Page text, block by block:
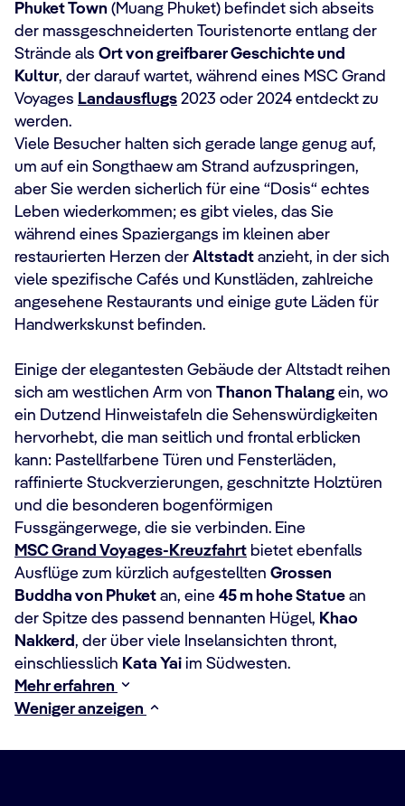
Phuket Town (Muang Phuket) befindet sich abseits
der massgeschneiderten Touristenorte entlang der
Strände als Ort von greifbarer Geschichte und
Kultur, der darauf wartet, während eines MSC Grand
Voyages Landausflugs 2023 oder 2024 entdeckt zu
werden.
Viele Besucher halten sich gerade lange genug auf,
um auf ein Songthaew am Strand aufzuspringen,
aber Sie werden sicherlich für eine “Dosis“ echtes
Leben wiederkommen; es gibt vieles, das Sie
während eines Spaziergangs im kleinen aber
restaurierten Herzen der Altstadt anzieht, in der sich
viele spezifische Cafés und Kunstläden, zahlreiche
angesehene Restaurants und einige gute Läden für
Handwerkskunst befinden.
Einige der elegantesten Gebäude der Altstadt reihen
sich am westlichen Arm von Thanon Thalang ein, wo
ein Dutzend Hinweistafeln die Sehenswürdigkeiten
hervorhebt, die man seitlich und frontal erblicken
kann: Pastellfarbene Türen und Fensterläden,
raffinierte Stuckverzierungen, geschnitzte Holztüren
und die besonderen bogenförmigen
Fussgängerwege, die sie verbinden. Eine
MSC Grand Voyages-Kreuzfahrt bietet ebenfalls
Ausflüge zum kürzlich aufgestellten Grossen
Buddha von Phuket an, eine 45 m hohe Statue an
der Spitze des passend bennanten Hügel, Khao
Nakkerd, der über viele Inselansichten thront,
einschliesslich Kata Yai im Südwesten.
Mehr erfahren
Weniger anzeigen